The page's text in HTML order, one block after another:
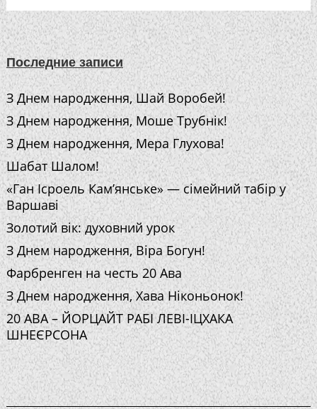
Последние записи
З Днем народження, Шай Воробей!
З Днем народження, Моше Трубнік!
З Днем народження, Мера Глухова!
Шабат Шалом!
«Ган Ісроель Кам’янське» — сімейний табір у
Варшаві
Золотий вік: духовний урок
З Днем народження, Віра Богун!
Фарбренген на честь 20 Ава
З Днем народження, Хава Ніконьонок!
20 АВА – ЙОРЦАЙТ РАБІ ЛЕВІ-ІЦХАКА
ШНЕЄРСОНА